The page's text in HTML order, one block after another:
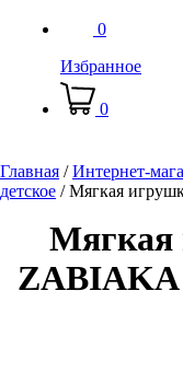
0
Избранное
0
Главная /Интернет-
детское /Мягкая
Мягкая